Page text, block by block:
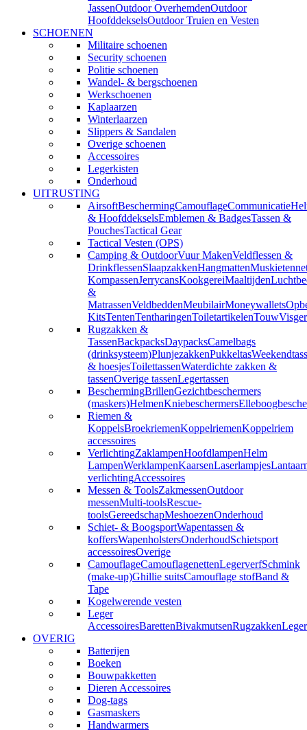
JassenOutdoor OverhemdenOutdoor
HoofddekselsOutdoor Truien en Vesten
SCHOENEN
Militaire schoenen
Security schoenen
Politie schoenen
Wandel- & bergschoenen
Werkschoenen
Kaplaarzen
Winterlaarzen
Slippers & Sandalen
Overige schoenen
Accessoires
Legerkisten
Onderhoud
UITRUSTING
AirsoftBeschermingCamouflageCommunicatie
& HoofddekselsEmblemen & BadgesTassen &
PouchesTactical Gear
Tactical Vesten (OPS)
Camping & OutdoorVuur MakenVeldflessen &
DrinkflessenSlaapzakkenHangmatten
KompassenJerrycansKookgereiMaaltijden
&
MatrassenVeldbeddenMeubilairMoneywallets
KitsTentenTentharingenToiletartikelenTouw
Rugzakken &
TassenBackpacksDaypacksCamelbags
(drinksysteem)PlunjezakkenPukkeltas
& hoesjesToilettassenWaterdichte zakken &
tassenOverige tassenLegertassen
BeschermingBrillenGezichtbeschermers
(maskers)HelmenKniebeschermers
Riemen &
KoppelsBroekriemenKoppelriemenKoppelriem
accessoires
VerlichtingZaklampenHoofdlampenHelm
LampenWerklampenKaarsenLaserlampjes
verlichtingAccessoires
Messen & ToolsZakmessenOutdoor
messenMulti-toolsRescue-
toolsGereedschapMeshoezenOnderhoud
Schiet- & BoogsportWapentassen &
koffersWapenholstersOnderhoudSchietsport
accessoiresOverige
CamouflageCamouflagenettenLegerverfSchmink
(make-up)Ghillie suitsCamouflage stofBand &
Tape
Kogelwerende vesten
Leger
AccessoiresBarettenBivakmutsenRugzakken
OVERIG
Batterijen
Boeken
Bouwpakketten
Dieren Accessoires
Dog-tags
Gasmaskers
Handwarmers